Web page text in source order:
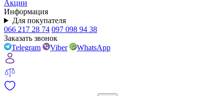
Акции
Информация
Для покупателя
066 217 28 74 097 098 94 38
Заказать звонок
Telegram
Viber WhatsApp